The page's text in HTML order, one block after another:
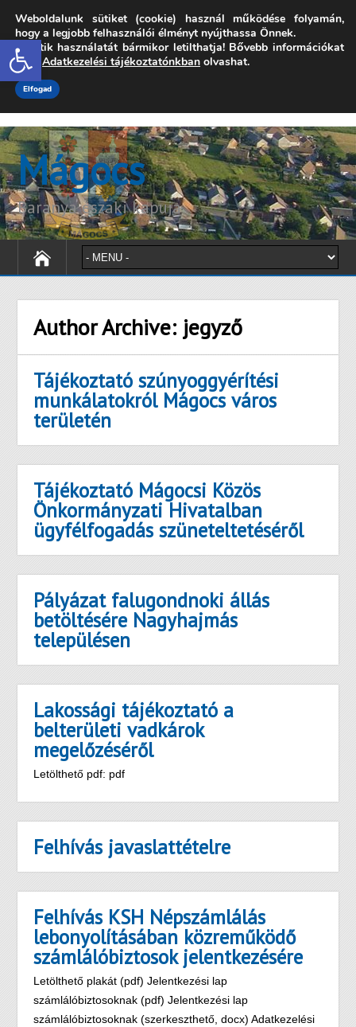
Open toolbar
7342 Mágocs, Szabadság utca 39.
onkormanyzat@magocs.hu +36 (72) 451 110
Elérhetőségek
Mágocs
Baranya északi kapuja
Author Archive: jegyző
Tájékoztató szúnyoggyérítési
munkálatokról Mágocs város
területén
Tájékoztató Mágocsi Közös
Önkormányzati Hivatalban
ügyfélfogadás szüneteltetéséről
Pályázat falugondnoki állás
betöltésére Nagyhajmás
településen
Lakossági tájékoztató a
belterületi vadkárok
megelőzéséről
Letölthető pdf: pdf
Felhívás javaslattételre
Felhívás KSH Népszámlálás
lebonyolításában közreműködő
számlálóbiztosok jelentkezésére
Letölthető plakát (pdf) Jelentkezési lap
számlálóbiztosoknak (pdf) Jelentkezési lap
számlálóbiztosoknak (szerkeszthető, docx) Adatkezelési
Weboldalunk sütiket (cookie) használ működése folyamán,
hogy a legjobb felhasználói élményt nyújthassa Önnek.
A sütik használatát bármikor letilthatja! Bővebb információkat
erről Adatkezelési tájékoztatónkban olvashat.
Elfogad